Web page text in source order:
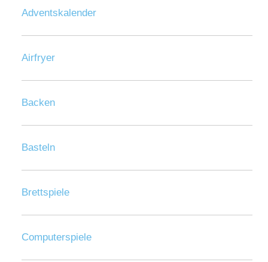
Adventskalender
Airfryer
Backen
Basteln
Brettspiele
Computerspiele